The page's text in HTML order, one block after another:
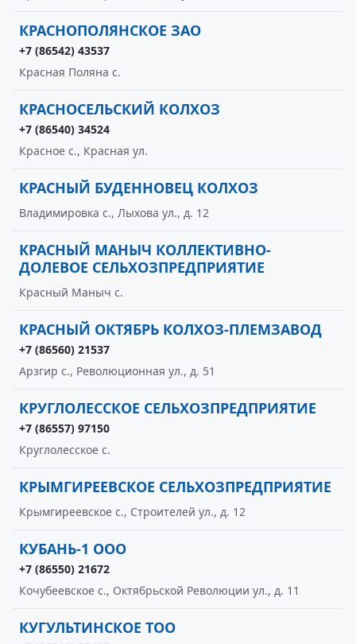
КРАСНОПОЛЯНСКОЕ ЗАО
+7 (86542) 43537
Красная Поляна с.
КРАСНОСЕЛЬСКИЙ КОЛХОЗ
+7 (86540) 34524
Красное с., Красная ул.
КРАСНЫЙ БУДЕННОВЕЦ КОЛХОЗ
Владимировка с., Лыхова ул., д. 12
КРАСНЫЙ МАНЫЧ КОЛЛЕКТИВНО-
ДОЛЕВОЕ СЕЛЬХОЗПРЕДПРИЯТИЕ
Красный Маныч с.
КРАСНЫЙ ОКТЯБРЬ КОЛХОЗ-ПЛЕМЗАВОД
+7 (86560) 21537
Арзгир с., Революционная ул., д. 51
КРУГЛОЛЕССКОЕ СЕЛЬХОЗПРЕДПРИЯТИЕ
+7 (86557) 97150
Круглолесское с.
КРЫМГИРЕЕВСКОЕ СЕЛЬХОЗПРЕДПРИЯТИЕ
Крымгиреевское с., Строителей ул., д. 12
КУБАНЬ-1 ООО
+7 (86550) 21672
Кочубеевское с., Октябрьской Революции ул., д. 11
КУГУЛЬТИНСКОЕ ТОО